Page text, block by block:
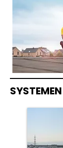
SYSTEMEN